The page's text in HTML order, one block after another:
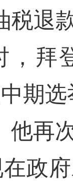
税退
拜登
期
他再
政